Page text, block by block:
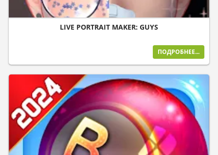
LIVE PORTRAIT MAKER: GUYS
ПОДРОБНЕЕ...